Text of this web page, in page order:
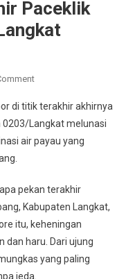
Paceklik
On
Lima
Pilar:
Akhir
Bersih
Di
Pesisir
Langkat
di titik terakhir akhirnya
0203/Langkat melunasi
air payau yang
pekan terakhir
Kabupaten Langkat,
itu, keheningan
dan haru. Dari ujung
yang paling
jeda.